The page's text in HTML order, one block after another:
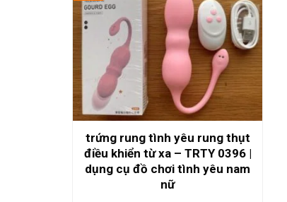
trứng rung tình yêu rung thụt
điều khiển từ xa – TRTY 0396 |
dụng cụ đồ chơi tình yêu nam
nữ